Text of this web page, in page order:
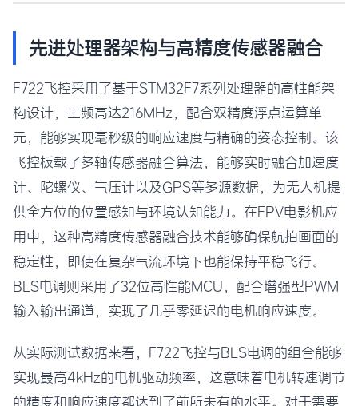
先进处理器架构与高精度传感器融合
F722飞控采用了基于STM32F7系列处理器的高性能架
构设计，主频高达216MHz，配合双精度浮点运算单
元，能够实现毫秒级的响应速度与精确的姿态控制。该
飞控板载了多轴传感器融合算法，能够实时融合加速度
计、陀螺仪、气压计以及GPS等多源数据，为无人机提
供全方位的位置感知与环境认知能力。在FPV电影机应
用中，这种高精度传感器融合技术能够确保航拍画面的
稳定性，即使在复杂气流环境下也能保持平稳飞行。
BLS电调则采用了32位高性能MCU，配合增强型PWM
输入输出通道，实现了几乎零延迟的电机响应速度。
从实际测试数据来看，F722飞控与BLS电调的组合能够
实现最高4kHz的电机驱动频率，这意味着电机转速调节
的精度和响应速度都达到了前所未有的水平。对于需要